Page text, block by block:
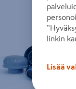
linkin
Lisää